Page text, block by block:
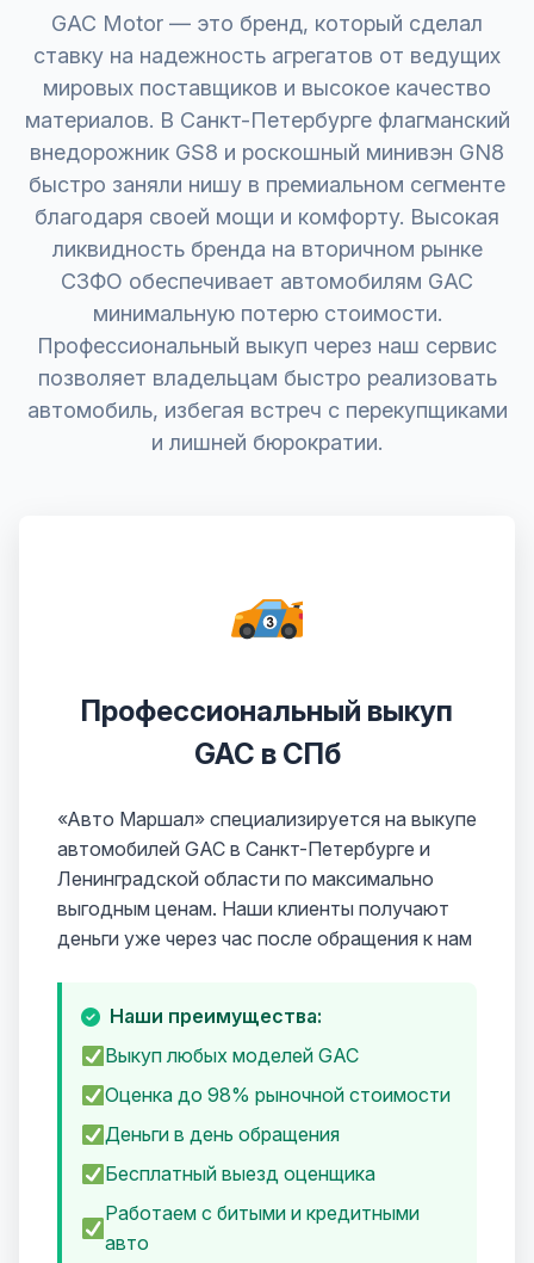
GAC Motor — это бренд, который сделал
ставку на надежность агрегатов от ведущих
мировых поставщиков и высокое качество
материалов. В Санкт-Петербурге флагманский
внедорожник GS8 и роскошный минивэн GN8
быстро заняли нишу в премиальном сегменте
благодаря своей мощи и комфорту. Высокая
ликвидность бренда на вторичном рынке
СЗФО обеспечивает автомобилям GAC
минимальную потерю стоимости.
Профессиональный выкуп через наш сервис
позволяет владельцам быстро реализовать
автомобиль, избегая встреч с перекупщиками
и лишней бюрократии.
Профессиональный выкуп
GAC в СПб
«Авто Маршал» специализируется на выкупе
автомобилей GAC в Санкт-Петербурге и
Ленинградской области по максимально
выгодным ценам. Наши клиенты получают
деньги уже через час после обращения к нам
Наши преимущества:
Выкуп любых моделей GAC
Оценка до 98% рыночной стоимости
Деньги в день обращения
Бесплатный выезд оценщика
Работаем с битыми и кредитными
авто